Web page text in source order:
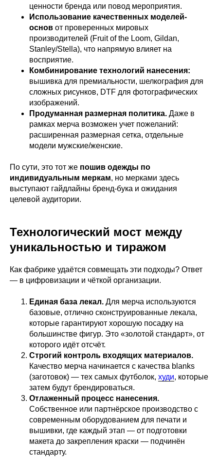
ценности бренда или повод мероприятия.
Использование качественных моделей-
основ от проверенных мировых
производителей (Fruit of the Loom, Gildan,
Stanley/Stella), что напрямую влияет на
восприятие.
Комбинирование технологий нанесения:
вышивка для премиальности, шелкография для
сложных рисунков, DTF для фотографических
изображений.
Продуманная размерная политика. Даже в
рамках мерча возможен учет пожеланий:
расширенная размерная сетка, отдельные
модели мужские/женские.
По сути, это тот же пошив одежды по
индивидуальным меркам, но мерками здесь
выступают гайдлайны бренд-бука и ожидания
целевой аудитории.
Технологический мост между
уникальностью и тиражом
Как фабрике удаётся совмещать эти подходы? Ответ
— в цифровизации и чёткой организации.
Единая база лекал. Для мерча используются
базовые, отлично сконструированные лекала,
которые гарантируют хорошую посадку на
большинстве фигур. Это «золотой стандарт», от
которого идёт отсчёт.
Строгий контроль входящих материалов.
Качество мерча начинается с качества blanks
(заготовок) — тех самых футболок, худи, которые
затем будут брендироваться.
Отлаженный процесс нанесения.
Собственное или партнёрское производство с
современным оборудованием для печати и
вышивки, где каждый этап — от подготовки
макета до закрепления краски — подчинён
стандарту.